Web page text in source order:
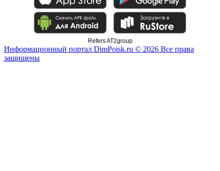
Refers AT2group
Информационный портал DimPoisk.ru © 2026 Все права
защищены